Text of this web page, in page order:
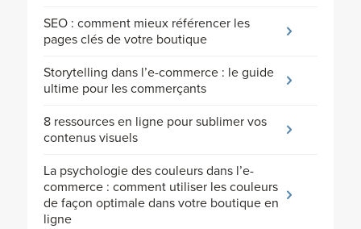
SEO : comment mieux référencer les
pages clés de votre boutique
Storytelling dans l’e-commerce : le guide
ultime pour les commerçants
8 ressources en ligne pour sublimer vos
contenus visuels
La psychologie des couleurs dans l’e-
commerce : comment utiliser les couleurs
de façon optimale dans votre boutique en
ligne